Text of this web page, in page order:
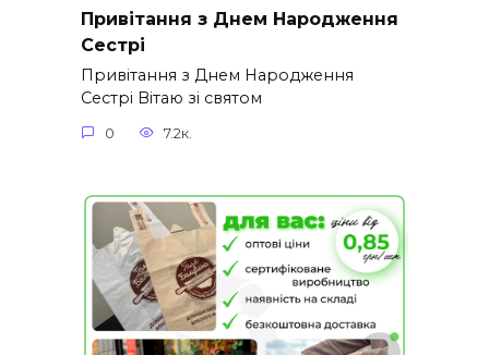
Привітання з Днем Народження
Сестрі
Привітання з Днем Народження
Сестрі Вітаю зі святом
0 7.2к.